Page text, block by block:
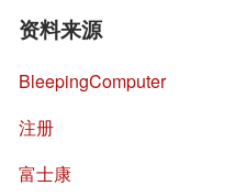
资料来源
BleepingComputer
注册
富士康